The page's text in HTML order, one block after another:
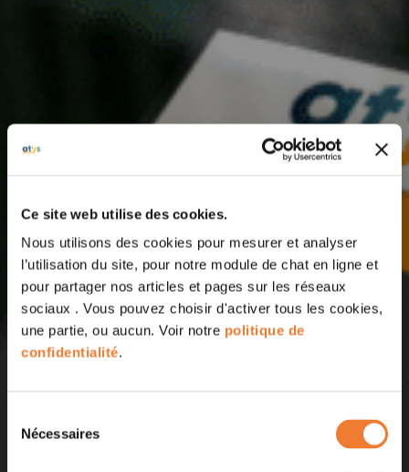
Ce site web utilise des cookies.
Nous utilisons des cookies pour mesurer et analyser
l’utilisation du site, pour notre module de chat en ligne et
pour partager nos articles et pages sur les réseaux
sociaux . Vous pouvez choisir d'activer tous les cookies,
une partie, ou aucun. Voir notre politique de
confidentialité.
Nécessaires